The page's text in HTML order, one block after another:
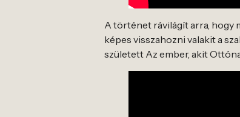
A történet rávilágít arra, hogy
képes visszahozni valakit a
született Az ember, akit